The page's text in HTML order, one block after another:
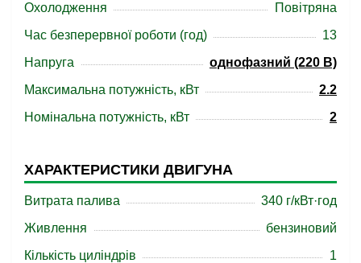
Охолодження
Повітряна
Час безперервної роботи (год)
13
Напруга
однофазний (220 В)
Максимальна потужність, кВт
2.2
Номінальна потужність, кВт
2
ХАРАКТЕРИСТИКИ ДВИГУНА
Витрата палива
340 г/кВт·год
Живлення
бензиновий
Кількість циліндрів
1